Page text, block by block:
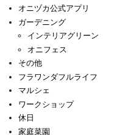
オニヅカ公式アプリ
ガーデニング
インテリアグリーン
オニフェス
その他
フラワンダフルライフ
マルシェ
ワークショップ
休日
家庭菜園